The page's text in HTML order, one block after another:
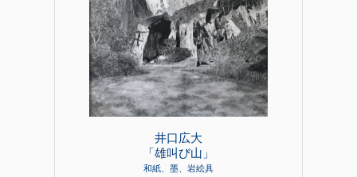
井口広大
「雄叫び山」
和紙、墨、岩絵具